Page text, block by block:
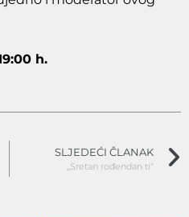
h.
SLJEDEĆI ČLANAK
„Sretan rođendan ti“